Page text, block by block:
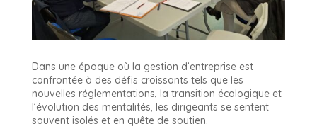
Dans une époque où la gestion d’entreprise est
confrontée à des défis croissants tels que les
nouvelles réglementations, la transition écologique et
l’évolution des mentalités, les dirigeants se sentent
souvent isolés et en quête de soutien.